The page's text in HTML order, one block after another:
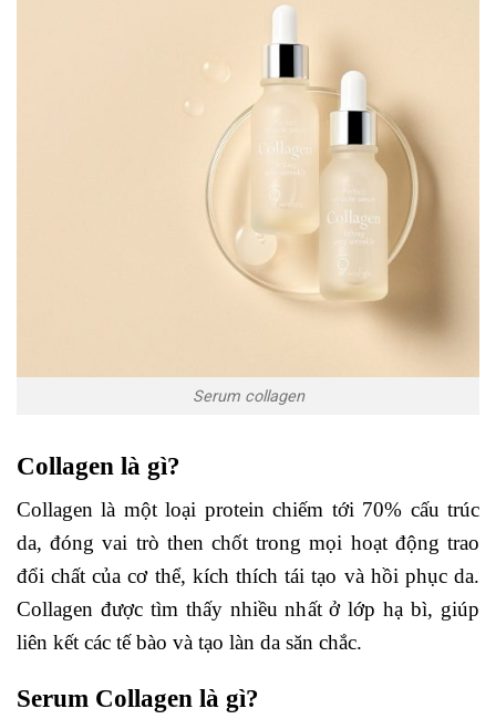
Serum collagen
Collagen là gì?
Collagen là một loại protein chiếm tới 70% cấu trúc
da, đóng vai trò then chốt trong mọi hoạt động trao
đổi chất của cơ thể, kích thích tái tạo và hồi phục da.
Collagen được tìm thấy nhiều nhất ở lớp hạ bì, giúp
liên kết các tế bào và tạo làn da săn chắc.
Serum Collagen là gì?